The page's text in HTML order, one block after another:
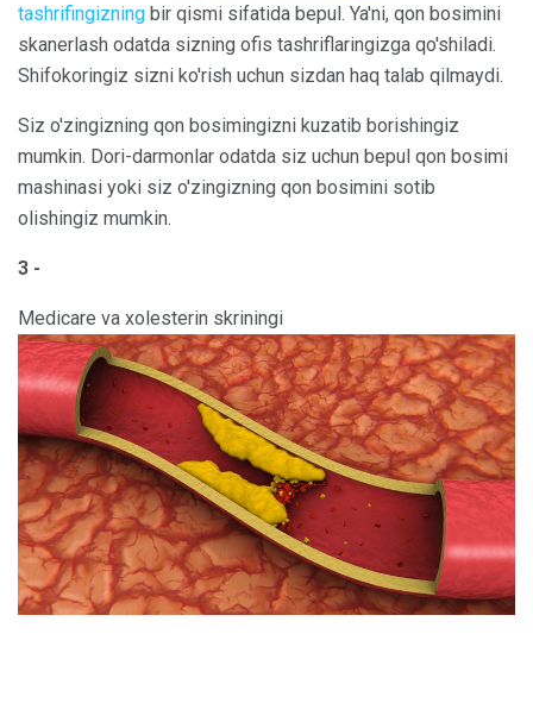
tashrifingizning bir qismi sifatida bepul. Ya'ni, qon bosimini
skanerlash odatda sizning ofis tashriflaringizga qo'shiladi.
Shifokoringiz sizni ko'rish uchun sizdan haq talab qilmaydi.
Siz o'zingizning qon bosimingizni kuzatib borishingiz
mumkin. Dori-darmonlar odatda siz uchun bepul qon bosimi
mashinasi yoki siz o'zingizning qon bosimini sotib
olishingiz mumkin.
3 -
Medicare va xolesterin skriningi